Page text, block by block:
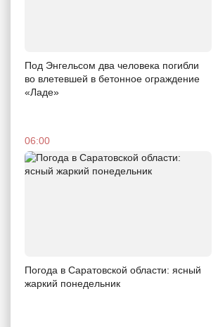
Под Энгельсом два человека погибли
во влетевшей в бетонное ограждение
«Ладе»
06:00
Погода в Саратовской области: ясный
жаркий понедельник